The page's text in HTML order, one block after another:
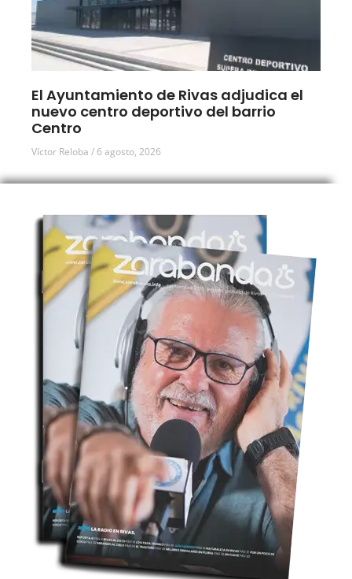
El Ayuntamiento de Rivas adjudica el
nuevo centro deportivo del barrio
Centro
Víctor Reloba 6 agosto, 2026